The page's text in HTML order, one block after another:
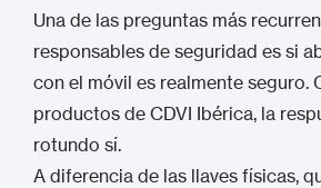
Una de las preguntas más
responsables de seguridad es si
con el móvil es realmente seguro.
productos de CDVI Ibérica, la
rotundo sí.
A diferencia de las llaves físicas,